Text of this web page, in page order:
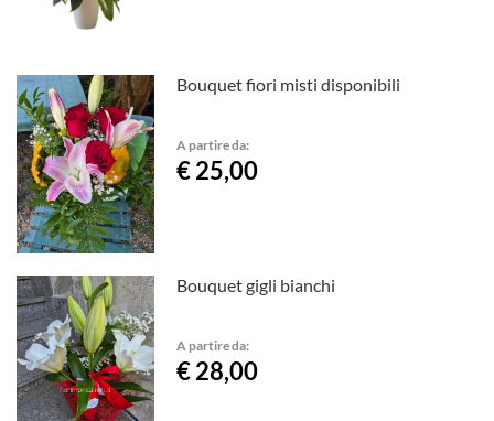
Bouquet fiori misti disponibili
A partire da:
€ 25,00
Bouquet gigli bianchi
A partire da:
€ 28,00